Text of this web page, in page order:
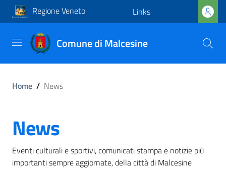
Regione Veneto Links
Comune di Malcesine
Home / News
News
Eventi culturali e sportivi, comunicati stampa e notizie più
importanti sempre aggiornate, della città di Malcesine